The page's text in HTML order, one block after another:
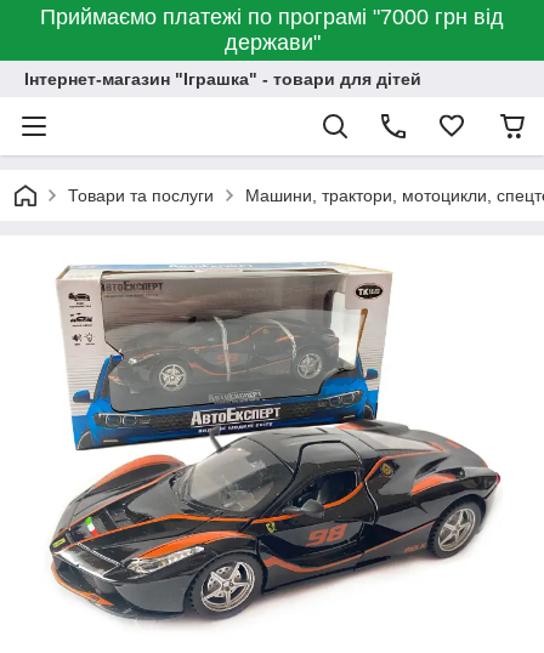
Приймаємо платежі по програмі "7000 грн від
держави"
Інтернет-магазин "Іграшка" - товари для дітей
Товари та послуги Машини, трактори, мотоцикли,